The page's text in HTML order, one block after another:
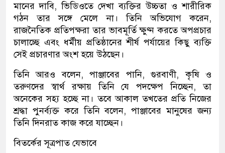
মানের দাবি, ভিডিওতে দেখা ব্যক্তির উচ্চতা ও শারীরিক
গঠন তার সঙ্গে মেলে না। তিনি অভিযোগ করেন,
রাজনৈতিক প্রতিপক্ষরা তার ভাবমূর্তি ক্ষুণ্ন করতে অপপ্রচার
চালাচ্ছে এবং ধর্মীয় প্রতিষ্ঠানের শীর্ষ পর্যায়ের কিছু ব্যক্তি
সেই প্রচারণার অংশ হয়ে উঠছেন।
তিনি আরও বলেন, পাঞ্জাবের পানি, গুরবাণী, কৃষি ও
তরুণদের স্বার্থ রক্ষায় তিনি যে পদক্ষেপ নিচ্ছেন, তা
অনেকের সহ্য হচ্ছে না। তবে আকাল তখতের প্রতি নিজের
শ্রদ্ধা পুনর্ব্যক্ত করে তিনি বলেন, পাঞ্জাবের মানুষের জন্য
তিনি দিনরাত কাজ করে যাচ্ছেন।
বিতর্কের সূত্রপাত যেভাবে